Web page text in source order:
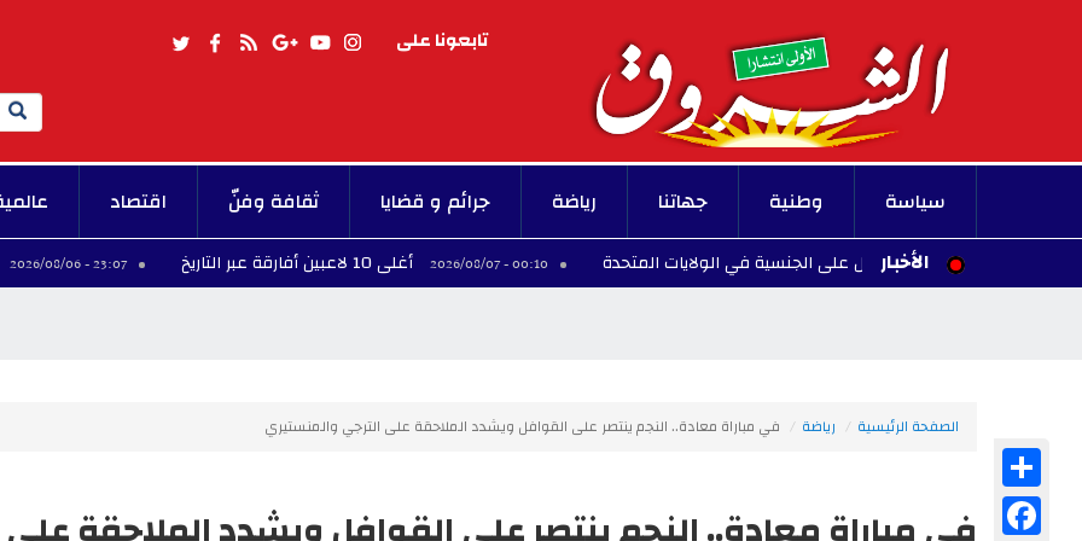
تابعونا على
Search
سياسة وطنية جهاتنا رياضة جرائم و قضايا ثقافة وفنّ اقتصاد
الأخبار
الأطفال للحصول على الجنسية في الولايات المتحدة 00:10 - 2026/08/07 أغلى 10 لاعبين أفارقة عبر التاريخ 23:07 - 2026/08/06
الصفحة الرئيسية رياضة في مباراة معادة.. النجم ينتصر على القوافل ويشدد الملاحقة على الترجي والمنستيري
Facebook